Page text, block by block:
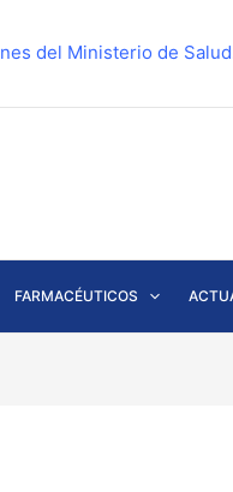
del Ministerio de
FARMACÉUTICOS